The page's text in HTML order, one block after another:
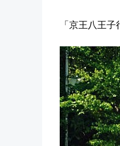
「京王八王